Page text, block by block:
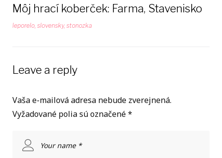
Môj hrací koberček: Farma, Stavenisko
leporelo slovensky, stonozka
Leave a reply
Vaša e-mailová adresa nebude zverejnená.
Vyžadované polia sú označené*